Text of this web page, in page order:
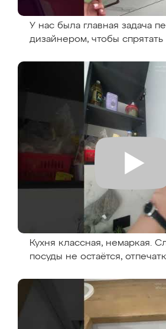
У нас была главная задача
дизайнером, чтобы спрятать
Кухня классная, немаркая.
посуды не остаётся,